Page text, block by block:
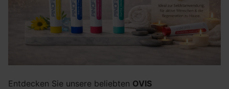
Entdecken Sie unsere beliebten OVIS